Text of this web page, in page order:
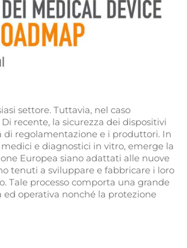
settore. Tuttavia, nel caso
recente, la sicurezza dei dispositivi
regolamentazione e i produttori. In
e diagnostici in vitro, emerge la
Europea siano adattati alle nuove
tenuti a sviluppare e fabbricare i loro
Tale processo comporta una grande
operativa nonché la protezione